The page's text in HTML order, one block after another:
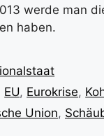
werde man
haben.
EU, Eurokrise,
Union,